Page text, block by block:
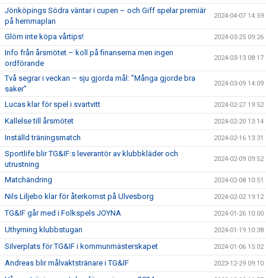
Jönköpings Södra väntar i cupen – och Giff spelar premiär
på hemmaplan
2024-04-07 14:59
Glöm inte köpa vårtips! 2024-03-25 09:26
Info från årsmötet – koll på finanserna men ingen
ordförande
2024-03-13 08:17
Två segrar i veckan – sju gjorda mål: ”Många gjorde bra
saker”
2024-03-09 14:09
Lucas klar för spel i svartvitt 2024-02-27 19:52
Kallelse till årsmötet 2024-02-20 13:14
Inställd träningsmatch 2024-02-16 13:31
Sportlife blir TG&IF:s leverantör av klubbkläder och
utrustning
2024-02-09 09:52
Matchändring 2024-02-08 10:51
Nils Liljebo klar för återkomst på Ulvesborg 2024-02-02 19:12
TG&IF går med i Folkspels JOYNA 2024-01-26 10:00
Uthyrning klubbstugan 2024-01-19 10:38
Silverplats för TG&IF i kommunmästerskapet 2024-01-06 15:02
Andreas blir målvaktstränare i TG&IF 2023-12-29 09:10